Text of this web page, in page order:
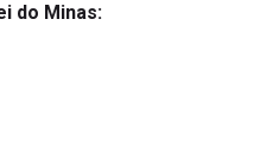
do Minas: